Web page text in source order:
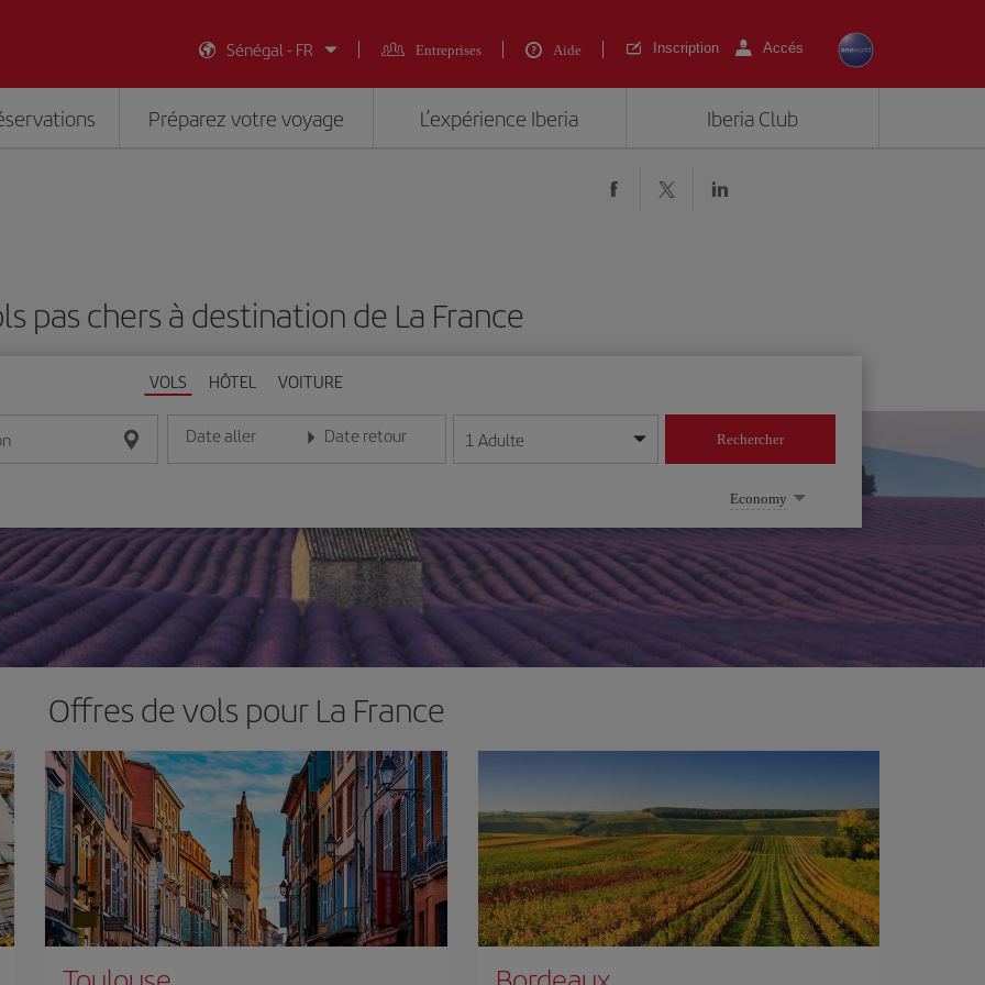
Sénégal - FR
Entreprises Aide Inscription Accés
Préparez votre voyage L’expérience Iberia Iberia Club
pas chers à destination de La France
VOLS HÔTEL VOITURE
Date aller
Entrez la date au format jour/mois/année
Date retour
Entrez la date au format jour/mois/année
1 Adulte Rechercher
Economy
Offres de vols pour La France